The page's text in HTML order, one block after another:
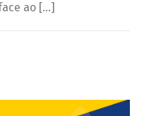
ao […]